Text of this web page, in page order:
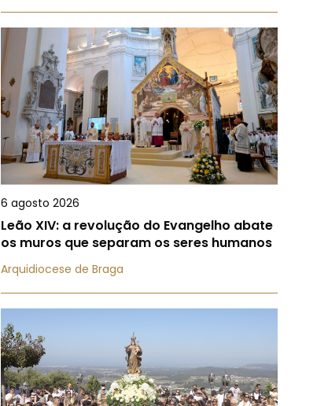
6 agosto 2026
Leão XIV: a revolução do Evangelho abate
os muros que separam os seres humanos
Arquidiocese de Braga